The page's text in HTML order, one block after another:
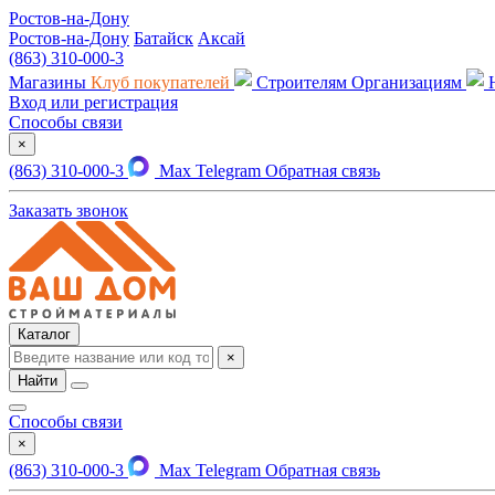
Ростов-на-Дону
Ростов-на-Дону Батайск Аксай
(863) 310-000-3
Магазины Клуб покупателей Строителям Организациям
Вход или регистрация
Способы связи
×
(863) 310-000-3 Max Telegram Обратная связь
Заказать звонок
Каталог
×
Найти
Способы связи
×
(863) 310-000-3 Max Telegram Обратная связь